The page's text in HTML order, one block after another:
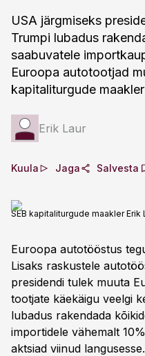
USA järgmiseks
Trumpi lubadus
saabuvatele
Euroopa autotootjad
kapitaliturgude
Erik Laur
Kuula Jaga Salvesta
SEB kapitaliturgude maakler Erik
Euroopa autotööstus
Lisaks raskustele
presidendi tulek muuta
tootjate käekäigu veelgi
lubadus rakendada
importidele vähemalt
aktsiad viinud